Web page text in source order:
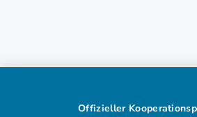
Offizieller